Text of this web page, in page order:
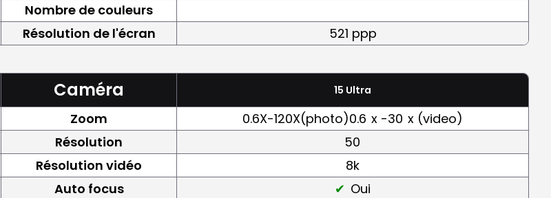
Nombre de couleurs
Résolution de l'écran 521 ppp
Caméra 15 Ultra
Zoom 0.6X-120X(photo)0.6 x -30 x (video)
Résolution
50
Résolution vidéo
8k
Auto focus
Oui